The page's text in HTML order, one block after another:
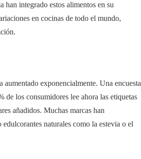
integrado estos alimentos en su
en cocinas de todo el mundo,
aumentado exponencialmente. Una encuesta
los consumidores lee ahora las etiquetas
añadidos. Muchas marcas han
naturales como la estevia o el